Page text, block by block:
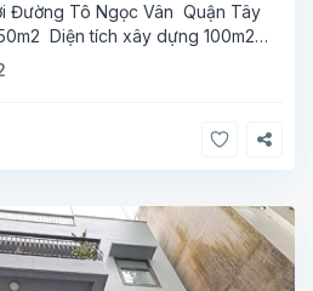
Đường Tô Ngọc Vân Quận Tây
Diện tích xây dựng 100m2
phòng tắm Tầng 1, , phòng
2, 2 phòng